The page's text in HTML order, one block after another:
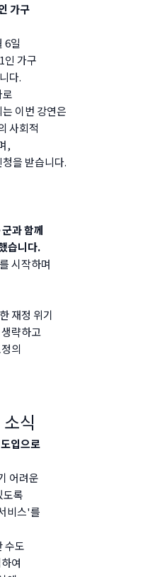
가구
6일
인 가구
다.
이번 강연은
사회적
,
을 받습니다.
과 함께
습니다.
시작하며
재정 위기
략하고
의
식
입으로
어려운
도록
비스'를
수도
여